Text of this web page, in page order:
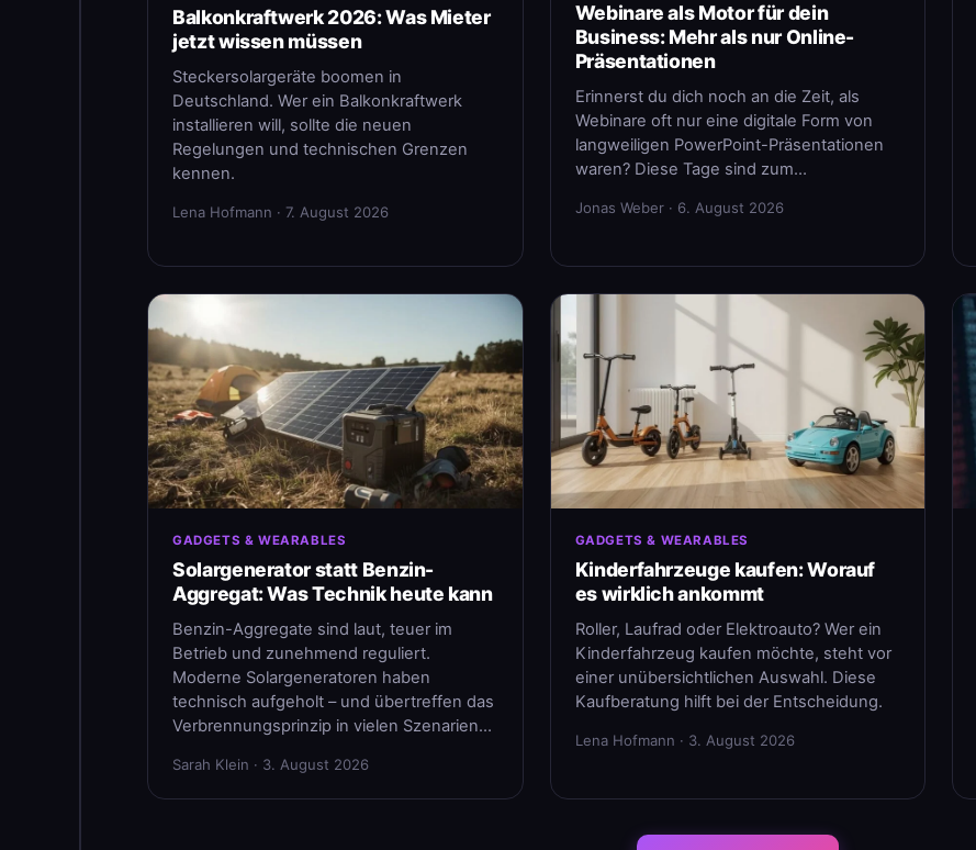
Balkonkraftwerk 2026: Was Mieter
jetzt wissen müssen
Steckersolargeräte boomen in
Deutschland. Wer ein Balkonkraftwerk
installieren will, sollte die neuen
Regelungen und technischen Grenzen
kennen.
Lena Hofmann · 7. August 2026
Webinare als Motor für dein
Business: Mehr als nur Online-
Präsentationen
Erinnerst du dich noch an die Zeit, als
Webinare oft nur eine digitale Form von
langweiligen PowerPoint-Präsentationen
waren? Diese Tage sind zum…
Jonas Weber · 6. August 2026
GADGETS & WEARABLES
Solargenerator statt Benzin-
Aggregat: Was Technik heute kann
Benzin-Aggregate sind laut, teuer im
Betrieb und zunehmend reguliert.
Moderne Solargeneratoren haben
technisch aufgeholt – und übertreffen das
Verbrennungsprinzip in vielen Szenarien…
Sarah Klein · 3. August 2026
GADGETS & WEARABLES
Kinderfahrzeuge kaufen: Worauf
es wirklich ankommt
Roller, Laufrad oder Elektroauto? Wer ein
Kinderfahrzeug kaufen möchte, steht vor
einer unübersichtlichen Auswahl. Diese
Kaufberatung hilft bei der Entscheidung.
Lena Hofmann · 3. August 2026